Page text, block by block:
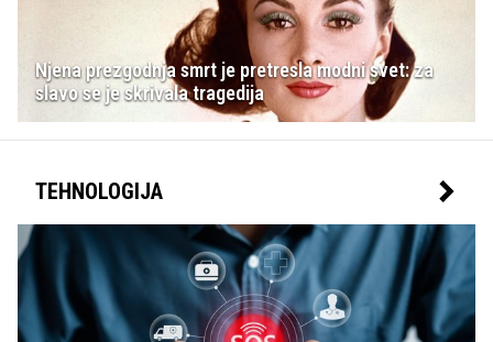
Njena prezgodnja smrt je pretresla modni svet: za
slavo se je skrivala tragedija
TEHNOLOGIJA